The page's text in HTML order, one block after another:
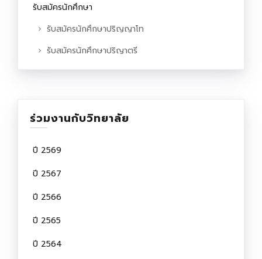
รับสมัครนักศึกษา
รับสมัครนักศึกษาปริญญาโท
รับสมัครนักศึกษาปริญาตรี
ร่วมงานกับวิทยาลัย
ปี 2569
ปี 2567
ปี 2566
ปี 2565
ปี 2564